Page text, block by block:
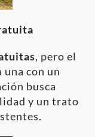
, pero el
con un
busca
y un trato